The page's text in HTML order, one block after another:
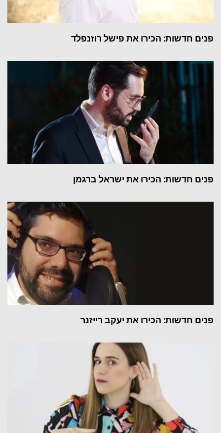
פנים חדשות: הכירו את פישל רוזנפלד
פנים חדשות: הכירו את ישראל ברגמן
פנים חדשות: הכירו את יעקב רייזנר